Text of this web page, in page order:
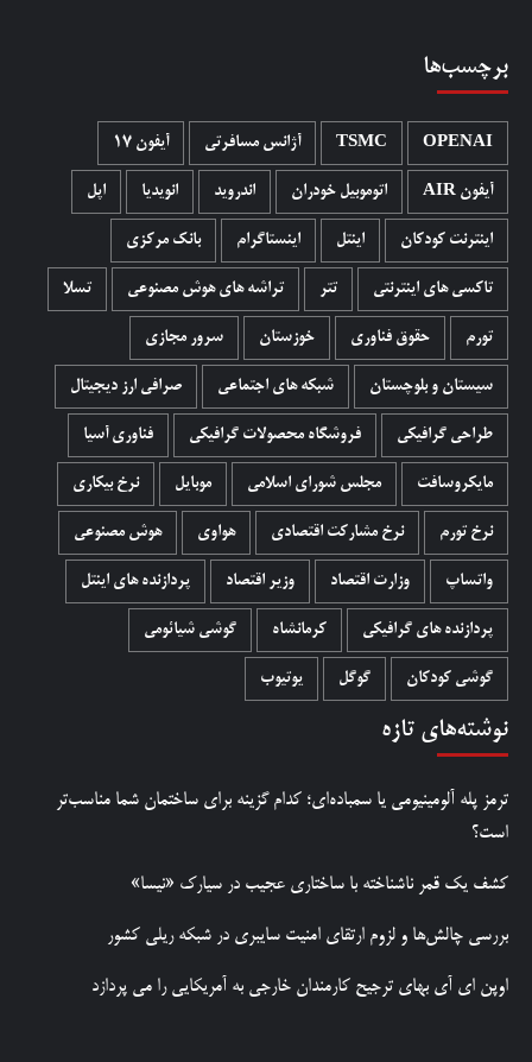
برچسب‌ها
OPENAI
TSMC آژانس مسافرتی آیفون 17
آیفون AIR اتوموبیل خودران اندروید انویدیا اپل
اینترنت کودکان اینتل اینستاگرام بانک مرکزی
تاکسی های اینترنتی تتر تراشه های هوش مصنوعی تسلا
تورم حقوق فناوری خوزستان سرور مجازی
سیستان و بلوچستان شبکه های اجتماعی صرافی ارز دیجیتال
طراحی گرافیکی فروشگاه محصولات گرافيکی فناوری آسیا
مایکروسافت مجلس شورای اسلامی موبایل نرخ بیکاری
نرخ تورم نرخ مشارکت اقتصادی هواوی هوش مصنوعی
واتساپ وزارت اقتصاد وزیر اقتصاد پردازنده های اینتل
پردازنده های گرافیکی کرمانشاه گوشی شیائومی
گوشی کودکان گوگل یوتیوب
نوشته‌های تازه
ترمز پله آلومینیومی یا سمباده‌ای؛ کدام گزینه برای ساختمان شما مناسب‌تر
است؟
کشف یک قمر ناشناخته با ساختاری عجیب در سیارک «نیسا»
بررسی چالش‌ها و لزوم ارتقای امنیت سایبری در شبکه ریلی کشور
اوپن ای آی بهای ترجیح کارمندان خارجی به آمریکایی را می پردازد